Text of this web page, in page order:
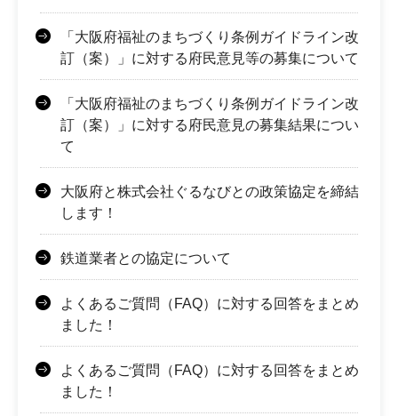
「大阪府福祉のまちづくり条例ガイドライン改
訂（案）」に対する府民意見等の募集について
「大阪府福祉のまちづくり条例ガイドライン改
訂（案）」に対する府民意見の募集結果につい
て
大阪府と株式会社ぐるなびとの政策協定を締結
します！
鉄道業者との協定について
よくあるご質問（FAQ）に対する回答をまとめ
ました！
よくあるご質問（FAQ）に対する回答をまとめ
ました！